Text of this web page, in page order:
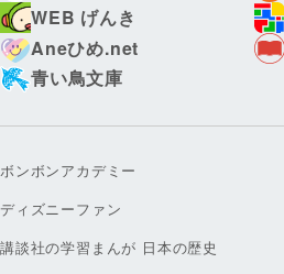
WEB げんき
Aneひめ.net
青い鳥文庫
ボンボンアカデミー
ディズニーファン
講談社の学習まんが 日本の歴史